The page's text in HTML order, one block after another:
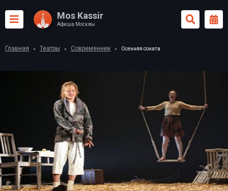
Mos Kassir
Афиша Москвы
Главная Театры Современник Осенняя соната